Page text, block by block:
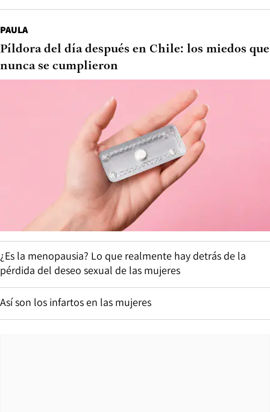
PAULA
Píldora del día después en Chile: los miedos que
nunca se cumplieron
¿Es la menopausia? Lo que realmente hay detrás de la
pérdida del deseo sexual de las mujeres
Así son los infartos en las mujeres